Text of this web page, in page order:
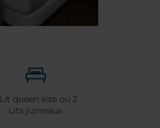
Lit queen size ou 2
Lits jumeaux